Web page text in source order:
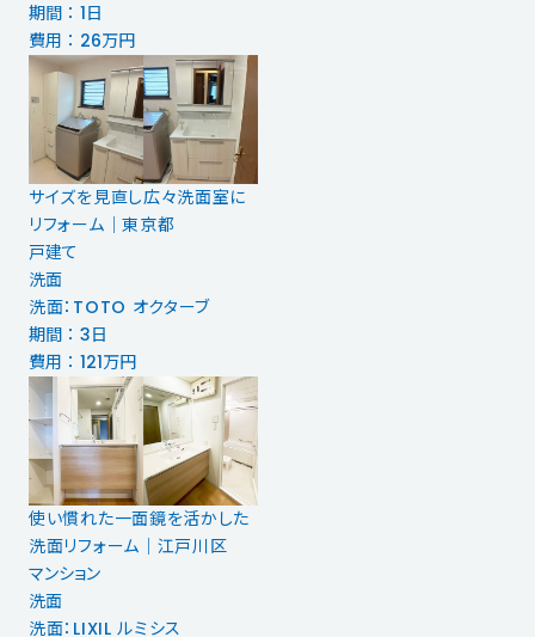
期間 ： 1日
費用 ： 26万円
サイズを見直し広々洗面室に
リフォーム｜東京都
戸建て
洗面
洗面：TOTO オクターブ
期間 ： 3日
費用 ： 121万円
使い慣れた一面鏡を活かした
洗面リフォーム｜江戸川区
マンション
洗面
洗面：LIXIL ルミシス